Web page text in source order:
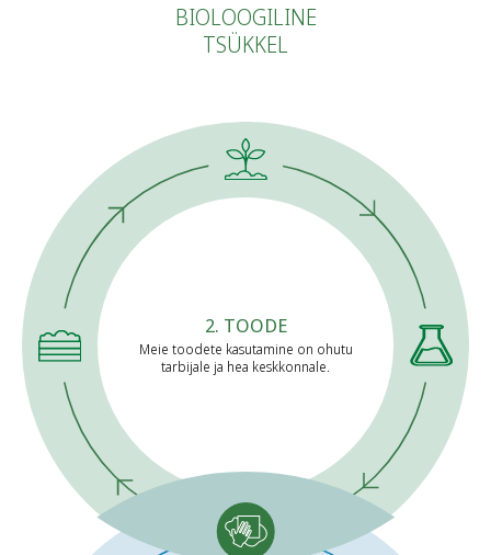
BIOLOOGILINE
TSÜKKEL
2. TOODE
Meie toodete kasutamine on ohutu
tarbijale ja hea keskkonnale.
3. KOMPOST
4. TAIMSET PÄRITOLU
TOORMATERJALID